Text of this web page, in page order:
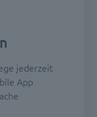
jederzeit
App